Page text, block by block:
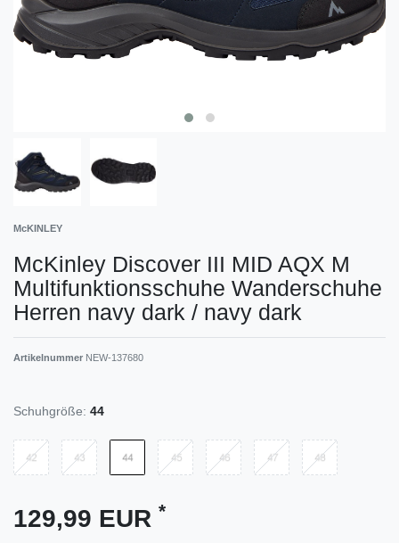
McKINLEY
McKinley Discover III MID AQX M
Multifunktionsschuhe Wanderschuhe
Herren navy dark / navy dark
Artikelnummer NEW-137680
Schuhgröße: 44
129,99 EUR *